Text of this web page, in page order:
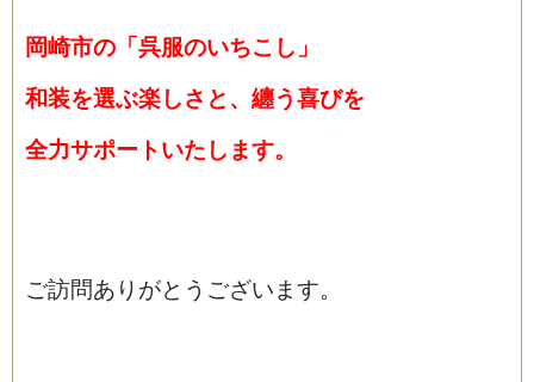
岡崎市の「呉服のいちこし」
和装を選ぶ楽しさと、纏う喜びを
全力サポートいたします。
ご訪問ありがとうございます。